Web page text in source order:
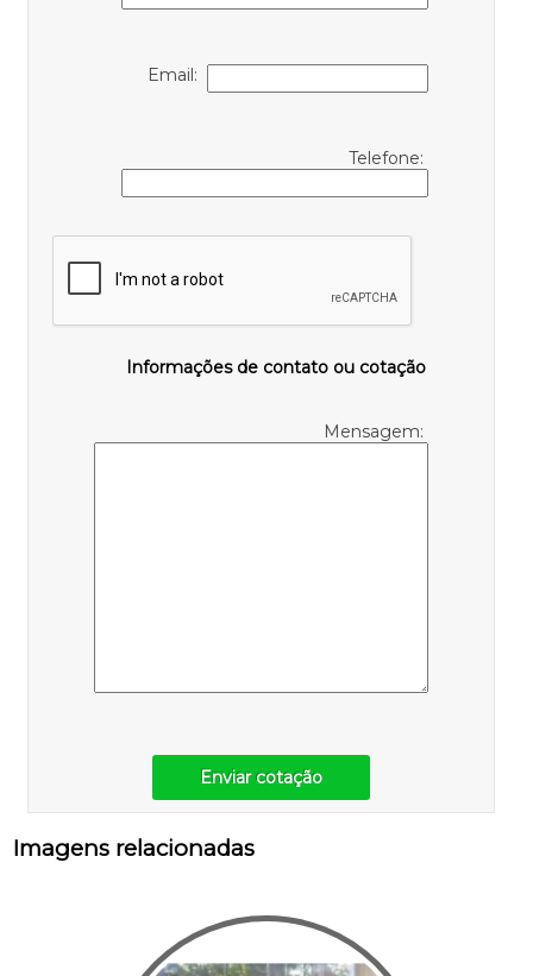
Email:
Telefone:
Informações de contato ou cotação
Mensagem:
Enviar cotação
Imagens relacionadas